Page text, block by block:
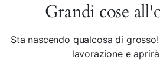
Grandi cose
Sta nascendo qualcosa di
lavorazione e